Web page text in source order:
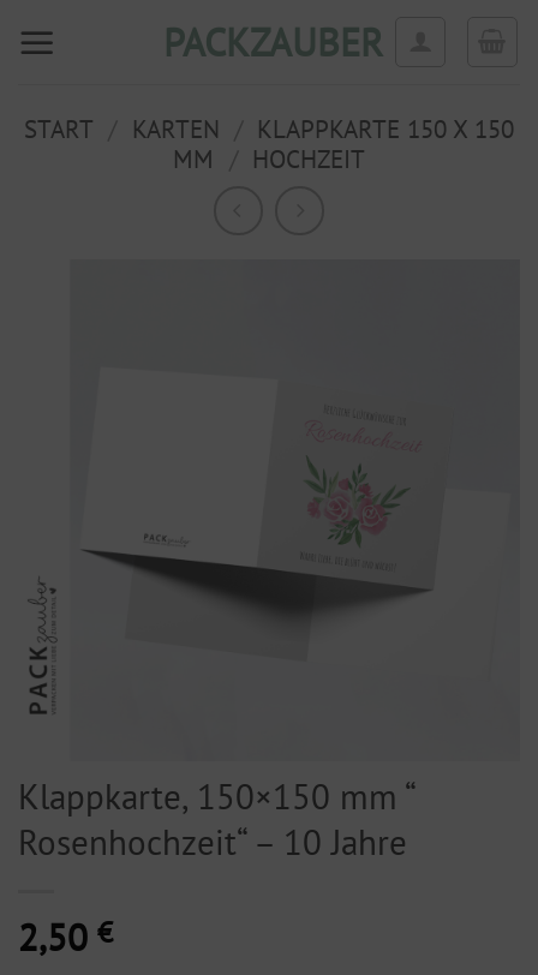
Inhalt
PACKZAUBER
START KARTEN
KLAPPKARTE 150 X 150
MM
HOCHZEIT
Klappkarte, 150×150 mm “
Rosenhochzeit“ – 10 Jahre
2,50 €